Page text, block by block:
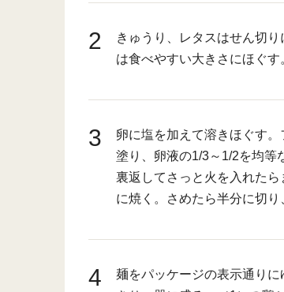
2
きゅうり、レタスはせん切り
は食べやすい大きさにほぐす
3
卵に塩を加えて溶きほぐす
塗り、卵液の1/3～1/2を均等
裏返してさっと火を入れた
に焼く。さめたら半分に切り
4
麺をパッケージの表示通り